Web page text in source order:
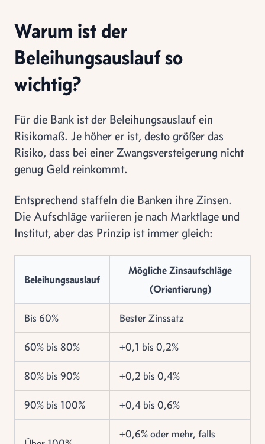
Warum ist der
Beleihungsauslauf so
wichtig?
Für die Bank ist der Beleihungsauslauf ein
Risikomaß. Je höher er ist, desto größer das
Risiko, dass bei einer Zwangsversteigerung nicht
genug Geld reinkommt.
Entsprechend staffeln die Banken ihre Zinsen.
Die Aufschläge variieren je nach Marktlage und
Institut, aber das Prinzip ist immer gleich:
Beleihungsauslauf
Mögliche Zinsaufschläge
(Orientierung)
Bis 60% Bester Zinssatz
60% bis 80% +0,1 bis 0,2%
80% bis 90% +0,2 bis 0,4%
90% bis 100% +0,4 bis 0,6%
+0,6% oder mehr, falls